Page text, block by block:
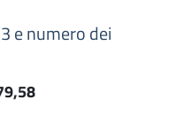
e numero dei